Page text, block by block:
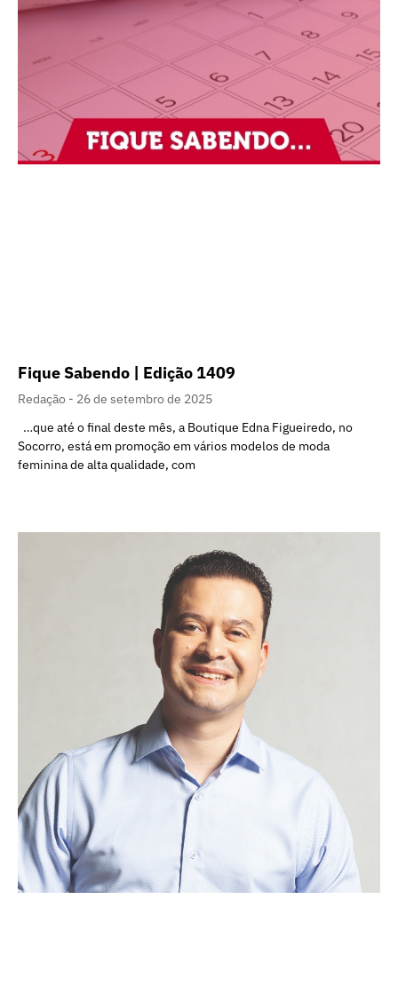
Fique Sabendo | Edição 1409
Redação
26 de setembro de 2025
…que até o final deste mês, a Boutique Edna Figueiredo, no
Socorro, está em promoção em vários modelos de moda
feminina de alta qualidade, com